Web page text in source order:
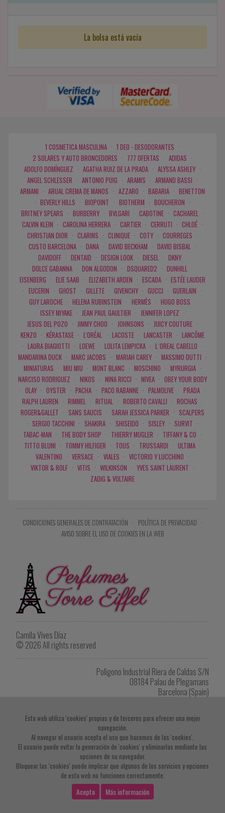
La bolsa está vacía
1 COSMETICA MASCULINA · 1 DEO - DESODORANTES ·
2 SOLARES Y AUTO BRONCEDORES · 777 OFERTAS · ADIDAS ·
ADOLFO DOMÍNGUEZ · AGATHA RUIZ DE LA PRADA · ALYSSA ASHLEY ·
ANGEL SCHLESSER · ANTONIO PUIG · ARAMIS · ARMAND BASSI ·
ARMANI · ARUAL CREMA DE MANOS · AZZARO · BABARIA · BENETTON
· BEVERLY HILLS · BIOPOINT · BIOTHERM · BOUCHERON ·
BRITNEY SPEARS · BURBERRY · BVLGARI · CABOTINE · CACHAREL ·
CALVIN KLEIN · CAROLINA HERRERA · CARTIER · CERRUTI · CHLOÉ ·
CHRISTIAN DIOR · CLARINS · CLINIQUE · COTY · COURREGES ·
CUSTO BARCELONA · DANA · DAVID BECKHAM · DAVID BISBAL ·
DAVIDOFF · DENTAID · DESIGN LOOK · DIESEL · DKNY ·
DOLCE GABANNA · DON ALGODON · DSQUARED2 · DUNHILL ·
EISENBERG · ELIE SAAB · ELIZABETH ARDEN · ESCADA · ESTÉE LAUDER
· EUCERIN · GHOST · GILLETE · GIVENCHY · GUCCI · GUERLAIN ·
GUY LAROCHE · HELENA RUBINSTEIN · HERMÈS · HUGO BOSS ·
ISSEY MIYAKE · JEAN PAUL GAULTIER · JENNIFER LOPEZ ·
JESUS DEL POZO · JIMMY CHOO · JOHNSONS · JUICY COUTURE ·
KENZO · KÉRASTASE · L'ORÉAL · LACOSTE · LANCASTER · LANCÔME
· LAURA BIAGIOTTI · LOEWE · LOLITA LEMPICKA · L`OREAL CABELLO ·
MANDARINA DUCK · MARC JACOBS · MARIAH CAREY · MASSIMO DUTTI ·
MINIATURAS · MIU MIU · MONT BLANC · MOSCHINO · MYRURGIA ·
NARCISO RODRIGUEZ · NIKOS · NINA RICCI · NIVEA · OBEY YOUR BODY
· OLAY · OYSTER · PACHA · PACO RABANNE · PALMOLIVE · PRADA ·
RALPH LAUREN · RIMMEL · RITUAL · ROBERTO CAVALLI · ROCHAS ·
ROGER&GALLET · SANS SAUCIS · SARAH JESSICA PARKER · SCALPERS
· SERGIO TACCHINI · SHAKIRA · SHISEIDO · SISLEY · SURVIT ·
TABAC-MAN · THE BODY SHOP · THIERRY MUGLER · TIFFANY & CO ·
TITTO BLUNI · TOMMY HILFIGER · TOUS · TRUSSARDI · ULTIMA ·
VALENTINO · VERSACE · VIALES · VICTORIO Y LUCCHINO ·
VIKTOR & ROLF · VITIS · WILKINSON · YVES SAINT LAURENT ·
ZADIG & VOLTAIRE
CONDICIONES GENERALES DE CONTRATACIÓN · POLÍTICA DE PRIVACIDAD ·
AVISO SOBRE EL USO DE COOKIES EN LA WEB
Camila Vives Díaz
© 2026 All rights reserved
Poligono Industrial Riera de Caldas S/N
08184 Palau de Plegamans
Barcelona (Spain)
Imprimir listado de productos
Esta web utiliza 'cookies' propias y de terceros para ofrecer una mejor
navegación.
Al navegar el usuario acepta el uso que hacemos de las 'cookies'.
El usuario puede evitar la generación de 'cookies' y eliminarlas mediante las
opciones de su navegador.
Bloquear las 'cookies' puede implicar que algunos de los servicios y opciones
de esta web no funcionen correctamente.
Acepto Más información